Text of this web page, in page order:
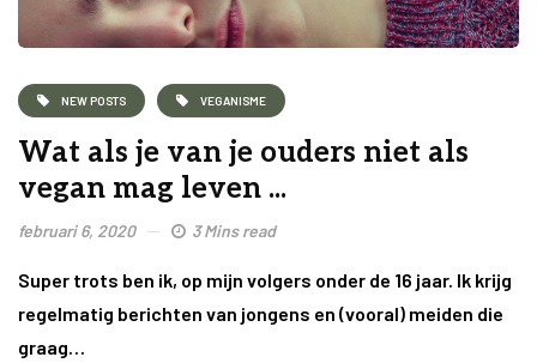
NEW POSTS VEGANISME
Wat als je van je ouders niet als
vegan mag leven ...
februari 6, 2020 3 Mins read
Super trots ben ik, op mijn volgers onder de 16 jaar. Ik krijg
regelmatig berichten van jongens en (vooral) meiden die
graag…